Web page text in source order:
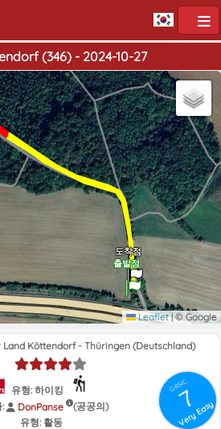
(346) - 2024-10-27
출발점
도착점
Leaflet |© Google
GRSIC
7
Very Easy
Köttendorf - Thüringen (Deutschland)
유형: 하이킹
DonPanse
(공공의)
유형: 활동